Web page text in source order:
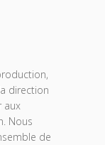
direction
aux
Nous
de